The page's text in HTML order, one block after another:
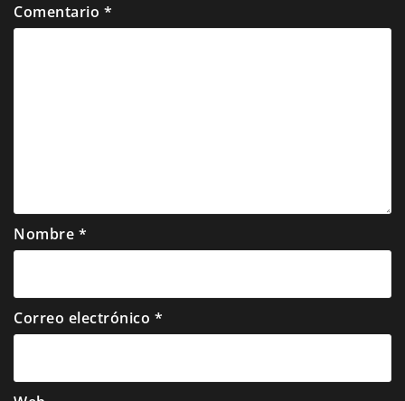
Comentario *
Nombre *
Correo electrónico *